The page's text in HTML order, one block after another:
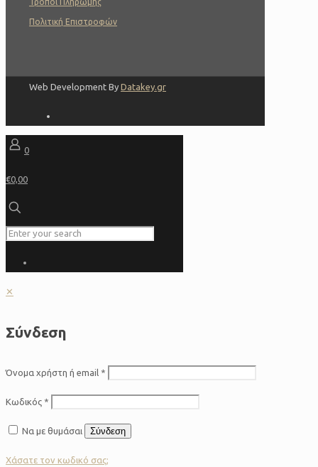
Πολιτική Επιστροφών
Web Development By Datakey.gr
0
€0,00
✕
Σύνδεση
Όνομα χρήστη ή email *
Κωδικός *
Να με θυμάσαι Σύνδεση
Χάσατε τον κωδικό σας;